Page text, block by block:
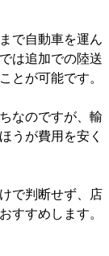
で自動車を運ん
は追加での陸送
とが可能です。
なのですが、輸
うが費用を安く
で判断せず、店
すすめします。